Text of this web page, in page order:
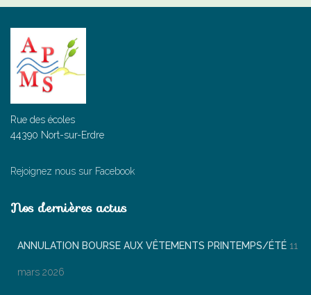
Rue des écoles
44390 Nort-sur-Erdre
Rejoignez nous sur Facebook
Nos dernières actus
ANNULATION BOURSE AUX VÊTEMENTS PRINTEMPS/ÉTÉ 11
mars 2026